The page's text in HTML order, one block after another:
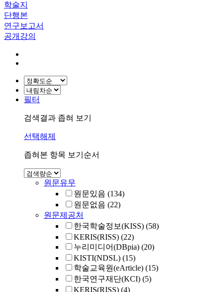
학술지
단행본
연구보고서
공개강의
필터
검색결과 좁혀 보기
선택해제
좁혀본 항목 보기순서
원문유무
원문있음 (134)
원문없음 (22)
원문제공처
한국학술정보(KISS) (58)
KERIS(RISS) (22)
누리미디어(DBpia) (20)
KISTI(NDSL) (15)
학술교육원(eArticle) (15)
한국연구재단(KCI) (5)
KERIS(RISS) (4)